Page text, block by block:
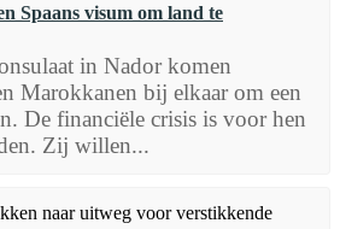
Spaans visum om land te
in Nador komen
Marokkanen bij elkaar om een
De financiële crisis is voor hen
Zij willen...